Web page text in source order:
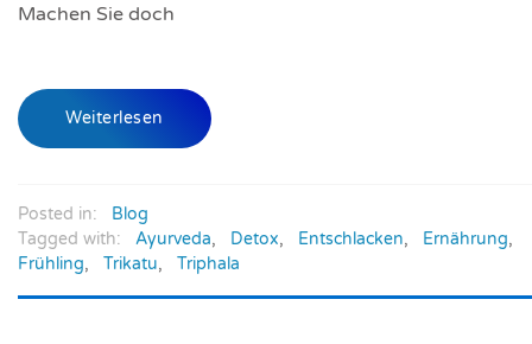
Machen Sie doch
Weiterlesen
Posted in:
Blog
Tagged with:
Ayurveda, Detox, Entschlacken, Ernährung,
Frühling, Trikatu, Triphala